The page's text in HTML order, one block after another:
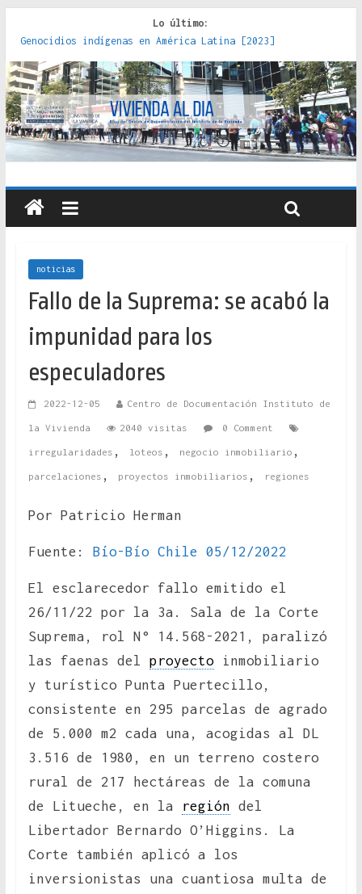
Lo último:
Genocidios indígenas en América Latina [2023]
Estudios sobre la espacialización de los Estados :
políticas, prácticas y representaciones [2022]
Donde el pedernal choca con el acero : hacia una teoría
crítica de las fronteras latinoamericanas [2020]
Criterios técnicos para una vivienda adecuada [2019]
Red de consultorios de la Caja del Seguro Obrero en
Santiago : un patrimonio emblemático [2014]
noticias
Fallo de la Suprema: se acabó la
impunidad para los
especuladores
2022-12-05 Centro de Documentación Instituto de
la Vivienda 2040 visitas 0 Comment
irregularidades , loteos , negocio inmobiliario ,
parcelaciones , proyectos inmobiliarios , regiones
Por Patricio Herman
Fuente: Bío-Bío Chile 05/12/2022
El esclarecedor fallo emitido el
26/11/22 por la 3a. Sala de la Corte
Suprema, rol N° 14.568-2021, paralizó
las faenas del proyectoinmobiliario
y turístico Punta Puertecillo,
consistente en 295 parcelas de agrado
de 5.000 m2 cada una, acogidas al DL
3.516 de 1980, en un terreno costero
rural de 217 hectáreas de la comuna
de Litueche, en la
región del
Libertador Bernardo O’Higgins. La
Corte también aplicó a los
inversionistas una cuantiosa multa de